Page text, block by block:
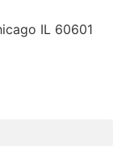
IL 60601